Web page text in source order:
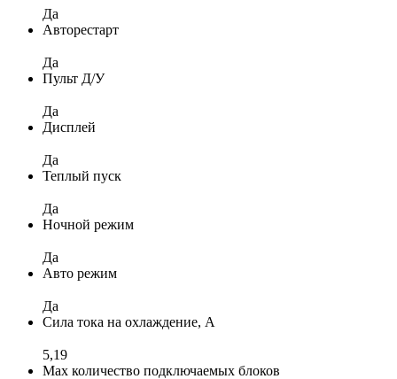
Да
Авторестарт
Да
Пульт Д/У
Да
Дисплей
Да
Теплый пуск
Да
Ночной режим
Да
Авто режим
Да
Сила тока на охлаждение, А
5,19
Max количество подключаемых блоков